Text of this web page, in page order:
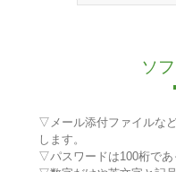
ソ
▽メール添付ファイルな
します。
▽パスワードは100桁であ